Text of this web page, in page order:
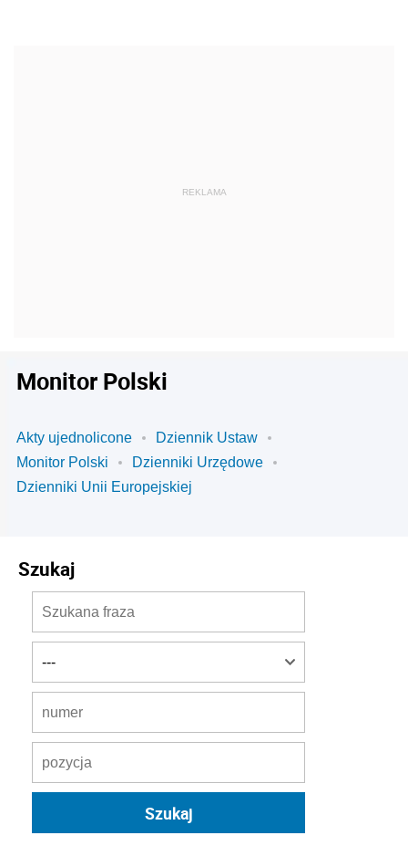
Monitor Polski
Akty ujednolicone
Dziennik Ustaw
Monitor Polski
Dzienniki Urzędowe
Dzienniki Unii Europejskiej
Szukaj